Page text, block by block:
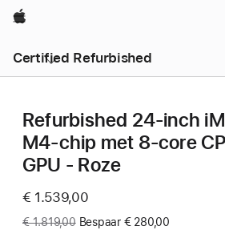
Apple
Certified Refurbished
Refurbished 24‑inch
M4-chip met 8‑core
GPU - Roze
Now
€ 1.539,00
Was
€ 1.819,00 Bespaar € 280,00